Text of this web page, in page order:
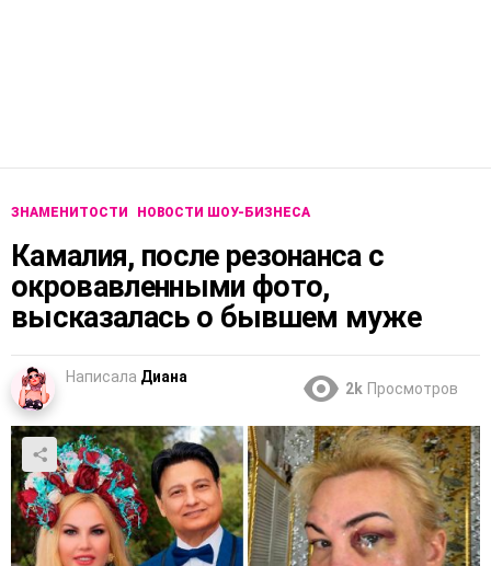
ЗНАМЕНИТОСТИ НОВОСТИ ШОУ-БИЗНЕСА
Камалия, после резонанса с
окровавленными фото,
высказалась о бывшем муже
Написала Диана
2k Просмотров